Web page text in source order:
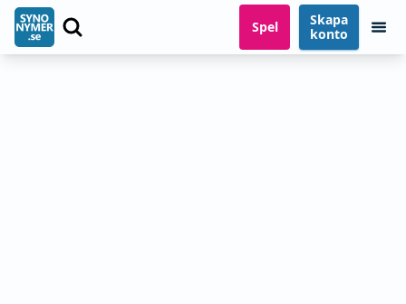
Spel
Skapa
konto